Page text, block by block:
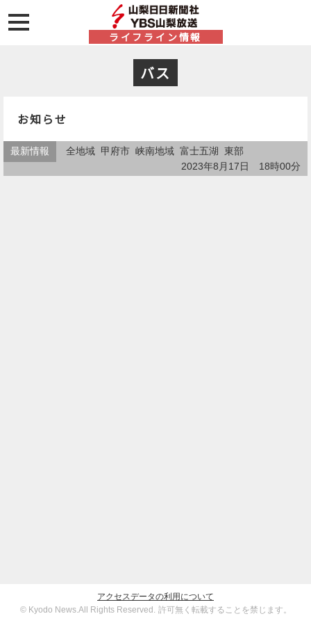
ライフライン情報
バス
お知らせ
最新情報
全地域 甲府市 峡南地域 富士五湖 東部
2023年8月17日 18時00分
アクセスデータの利用について
© Kyodo News.All Rights Reserved. 許可無く転載することを禁じます。